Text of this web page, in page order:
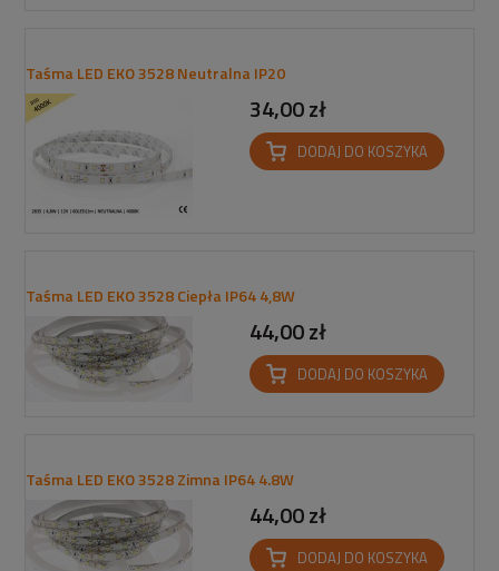
Taśma LED EKO 3528 Neutralna IP20
34,00 zł
DODAJ DO KOSZYKA
Taśma LED EKO 3528 Ciepła IP64 4,8W
44,00 zł
DODAJ DO KOSZYKA
Taśma LED EKO 3528 Zimna IP64 4.8W
44,00 zł
DODAJ DO KOSZYKA